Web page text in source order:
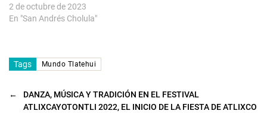
2 de octubre de 2023
En "San Andrés Cholula"
Tags Mundo Tlatehui
←
DANZA, MÚSICA Y TRADICIÓN EN EL FESTIVAL
ATLIXCAYOTONTLI 2022, EL INICIO DE LA FIESTA DE ATLIXCO